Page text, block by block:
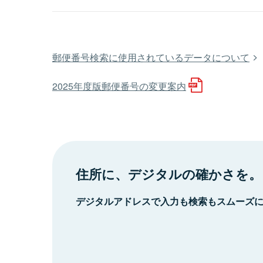
郵便番号検索に使用されているデータについて
2025年度版郵便番号の変更案内
住所に、デジタルの確かさを。
デジタルアドレスで入力も検索もスムーズ